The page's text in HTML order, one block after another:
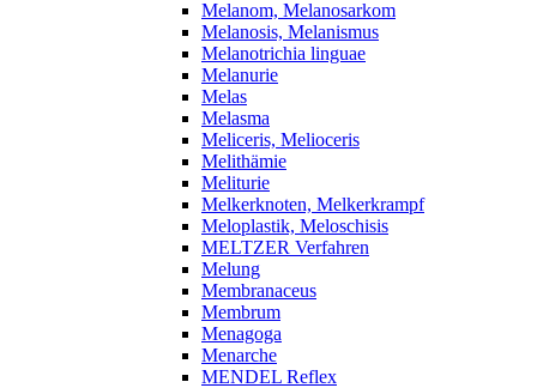
Melanom, Melanosarkom
Melanosis, Melanismus
Melanotrichia linguae
Melanurie
Melas
Melasma
Meliceris, Melioceris
Melithämie
Meliturie
Melkerknoten, Melkerkrampf
Meloplastik, Meloschisis
MELTZER Verfahren
Melung
Membranaceus
Membrum
Menagoga
Menarche
MENDEL Reflex